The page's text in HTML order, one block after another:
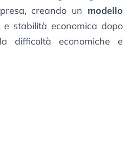
creando un modello
e stabilità economica dopo
difficoltà economiche e